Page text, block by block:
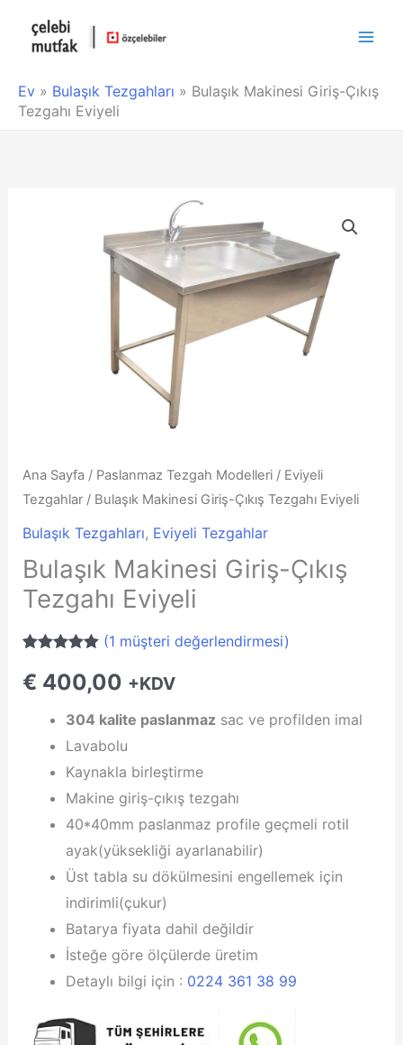
Ev » Bulaşık Tezgahları » Bulaşık Makinesi Giriş-Çıkış
Tezgahı Eviyeli
Ana Sayfa / Paslanmaz Tezgah Modelleri/ Eviyeli
Tezgahlar/ Bulaşık Makinesi Giriş-Çıkış Tezgahı Eviyeli
Bulaşık Tezgahları, Eviyeli Tezgahlar
Bulaşık Makinesi Giriş-Çıkış
Tezgahı Eviyeli
puanına
dayanarak 5
puan
(1 müşteri değerlendirmesi)
€ 400,00 +KDV
304 kalite paslanmazsac ve profilden imal
Lavabolu
Kaynakla birleştirme
Makine giriş-çıkış tezgahı
40*40mm paslanmaz profile geçmeli rotil
ayak(yüksekliği ayarlanabilir)
Üst tabla su dökülmesini engellemek için
indirimli(çukur)
Batarya fiyata dahil değildir
İsteğe göre ölçülerde üretim
Detaylı bilgi için : 0224 361 38 99